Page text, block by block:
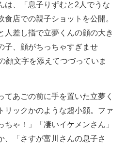
、「息子りずむと2人でうな
店での親子ショットを公開。
人差し指で立夢くんの顔の大き
子、顔がちっちゃすぎませ
文字を添えてつづっていま
あごの前に手を置いた立夢く
リックかのような超小顔。ファ
ちゃ！」「凄いイケメンさん」
、「さすが富川さんの息子さ